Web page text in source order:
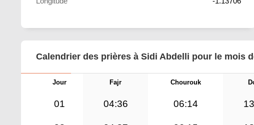
Calendrier des prières à Sidi Abdelli pour le mois
Jour Fajr Chourouk
01 04:36 06:14